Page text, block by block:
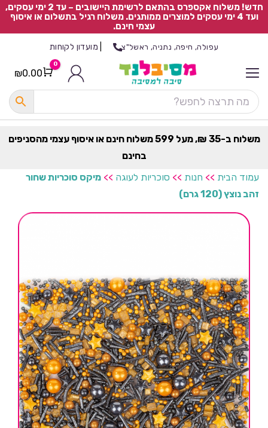
חדש! משלוח אקספרס בהתאם לרשימת היישובים – עד 2 ימי עסקים,
ועד 4 ימי עסקים למוצרים ממותגים. משלוח רגיל בתשלום או איסוף
עצמי חינם.
עפולה, חיפה, נתניה, ראשל"צ מועדון לקוחות
Cart
0
₪0.00
משלוח ב-35 ₪, מעל 599 משלוח חינם או איסוף עצמי מהסניפים
בחינם
עמוד הבית >> חנות >> סוכריות לעוגה >> מיקס סוכריות שחור
זהב נוצץ (120 גרם)